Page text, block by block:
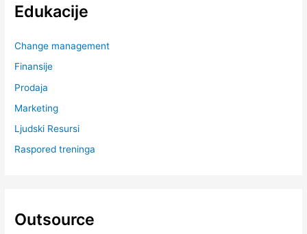
Edukacije
Change management
Finansije
Prodaja
Marketing
Ljudski Resursi
Raspored treninga
Outsource